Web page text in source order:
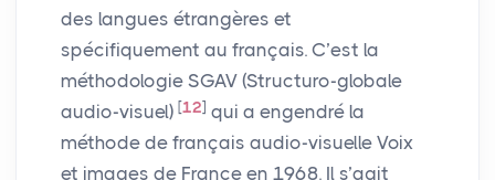
des langues étrangères et
spécifiquement au français. C’est la
méthodologie SGAV (Structuro-globale
audio-visuel) [12] qui a engendré la
méthode de français audio-visuelle Voix
et images de France en 1968. Il s’agit